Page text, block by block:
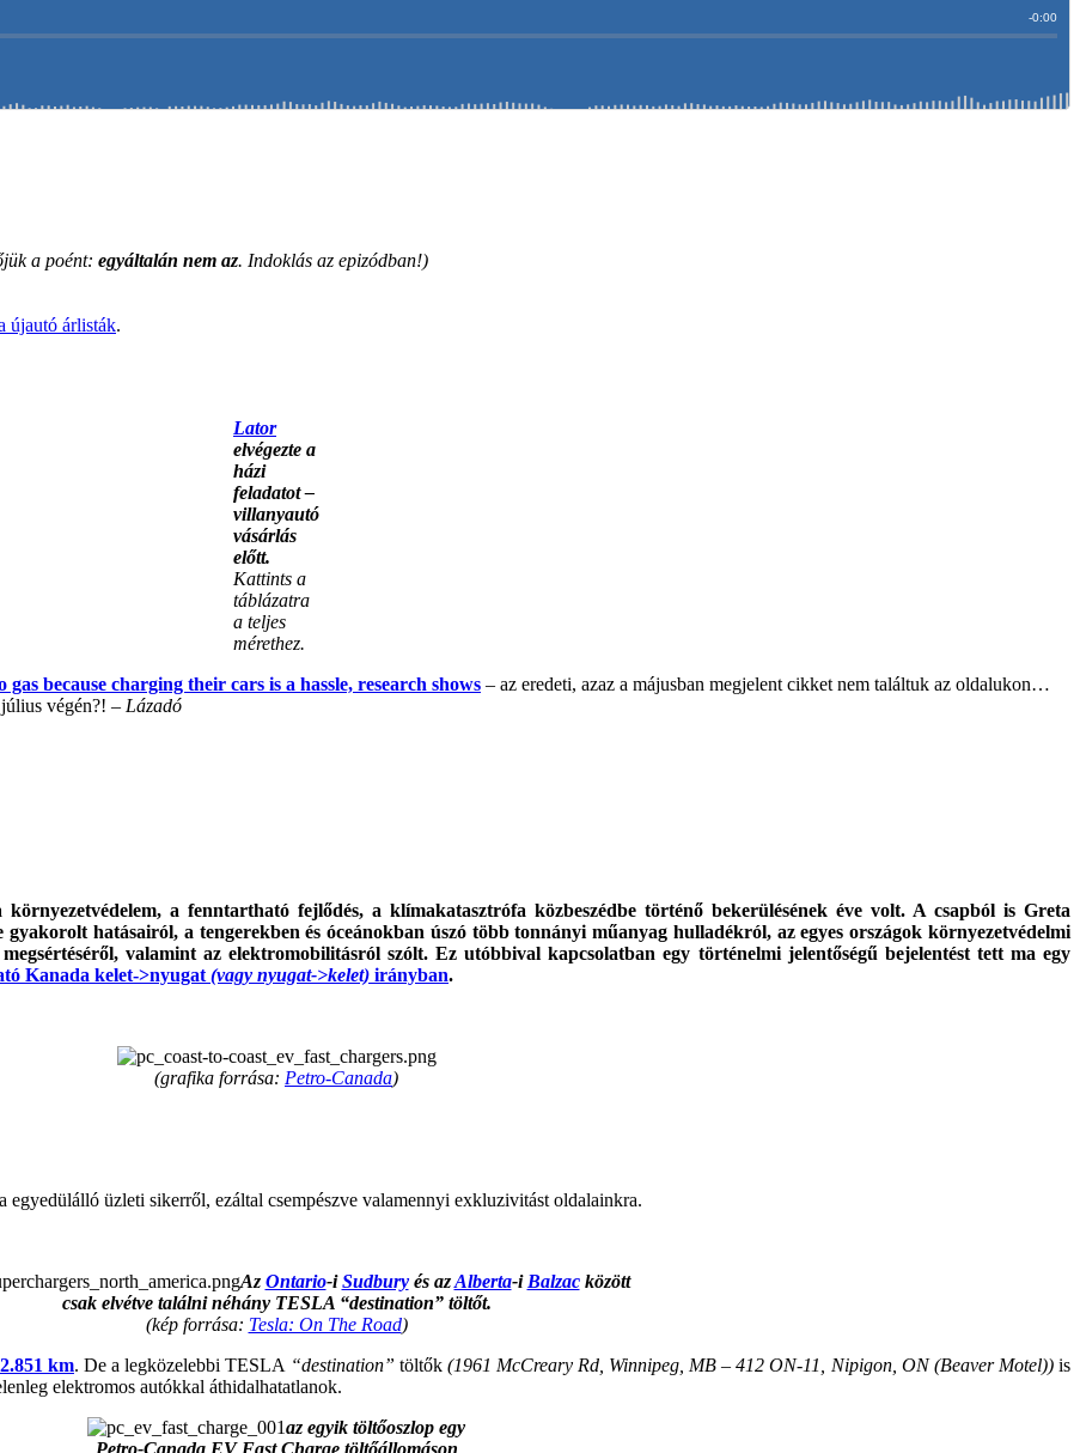
a poént: egyáltalán nem az. Indoklás az epizódban!)
újautó árlisták.
Lator
elvégezte a
házi
feladatot –
villanyautó
vásárlás
előtt.
Kattints a
táblázatra
a teljes
mérethez.
because charging their cars is a hassle, research shows – az eredeti, azaz a májusban megjelent cikket nem találtuk az oldalukon…
végén?! – Lázadó
a fenntartható fejlődés, a klímakatasztrófa közbeszédbe történő bekerülésének éve volt. A csapból is Greta
gyakorolt hatásairól, a tengerekben és óceánokban úszó több tonnányi műanyag hulladékról, az egyes országok környezetvédelmi
valamint az elektromobilitásról szólt. Ez utóbbival kapcsolatban egy történelmi jelentőségű bejelentést tett ma egy
Kanada kelet->nyugat (vagy nyugat->kelet) irányban.
(grafika forrása: Petro-Canada)
egyedülálló üzleti sikerről, ezáltal csempészve valamennyi exkluzivitást oldalainkra.
Az Ontario-iSudburyés azAlberta-i Balzacközött
csak elvétve találni néhány TESLA “destination” töltőt.
(kép forrása: Tesla: On The Road)
km. De a legközelebbi TESLA “destination” töltők (1961 McCreary Rd, Winnipeg, MB – 412 ON-11, Nipigon, ON (Beaver Motel))is
elektromos autókkal áthidalhatatlanok.
az egyik töltőoszlop egy